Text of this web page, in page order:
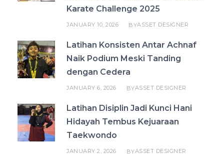
Karate Challenge 2025
JANUARY 10, 2026 BYASSET DESIGNER
Latihan Konsisten Antar Achnaf
Naik Podium Meski Tanding
dengan Cedera
JANUARY 6, 2026 BYASSET DESIGNER
Latihan Disiplin Jadi Kunci Hani
Hidayah Tembus Kejuaraan
Taekwondo
JANUARY 2, 2026 BYASSET DESIGNER